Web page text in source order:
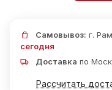
Самовывоз: г.
сегодня
Доставка по
Рассчитать